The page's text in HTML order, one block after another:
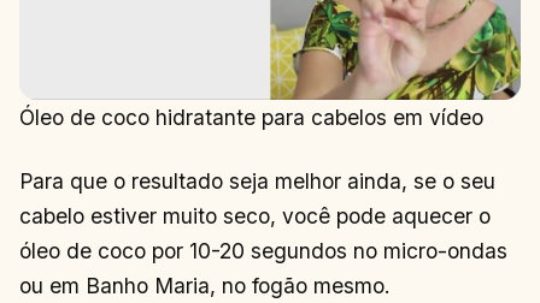
Óleo de coco hidratante para cabelos em vídeo
Para que o resultado seja melhor ainda, se o seu
cabelo estiver muito seco, você pode aquecer o
óleo de coco por 10-20 segundos no micro-ondas
ou em Banho Maria, no fogão mesmo.